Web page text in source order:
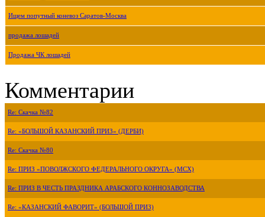
Ищем попутный коневоз Саратов-Москва
продажа лошадей
Продажа ЧК лошадей
Комментарии
Re: Скачка №82
Re: «БОЛЬШОЙ КАЗАНСКИЙ ПРИЗ» (ДЕРБИ)
Re: Скачка №80
Re: ПРИЗ «ПОВОЛЖСКОГО ФЕДЕРАЛЬНОГО ОКРУГА» (МСХ)
Re: ПРИЗ В ЧЕСТЬ ПРАЗДНИКА АРАБСКОГО КОННОЗАВОДСТВА
Re: «КАЗАНСКИЙ ФАВОРИТ» (БОЛЬШОЙ ПРИЗ)